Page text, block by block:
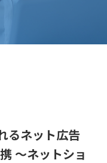
るネット広告
～ネットショ